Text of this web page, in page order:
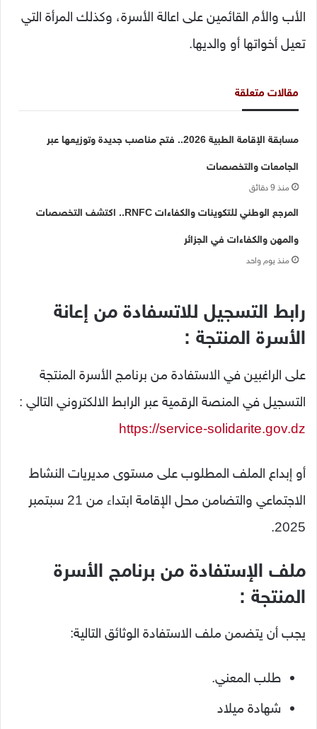
الأب والأم القائمين على اعالة الأسرة، وكذلك المرأة التي
تعيل أخواتها أو والديها.
مقالات متعلقة
مسابقة الإقامة الطبية 2026.. فتح مناصب جديدة وتوزيعها عبر
الجامعات والتخصصات
منذ 9 دقائق
المرجع الوطني للتكوينات والكفاءات RNFC.. اكتشف التخصصات
والمهن والكفاءات في الجزائر
منذ يوم واحد
رابط التسجيل للاتسفادة من إعانة
الأسرة المنتجة :
على الراغبين في الاستفادة من برنامج الأسرة المنتجة
التسجيل في المنصة الرقمية عبر الرابط الالكتروني التالي :
https://service-solidarite.gov.dz
أو إبداع الملف المطلوب على مستوى مديريات النشاط
الاجتماعي والتضامن محل الإقامة ابتداء من 21 سبتمبر
2025.
ملف الإستفادة من برنامج الأسرة
المنتجة :
يجب أن يتضمن ملف الاستفادة الوثائق التالية:
طلب المعني.
شهادة ميلاد